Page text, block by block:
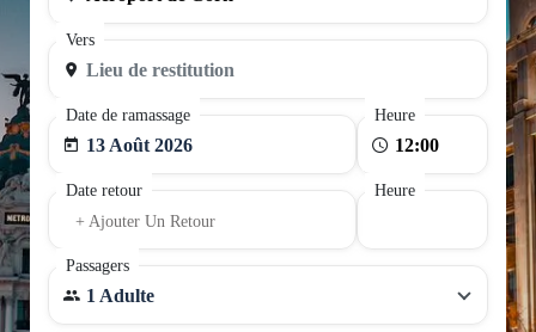
Vers
Date de ramassage
13 Août 2026
Heure
Date retour
+ Ajouter Un Retour
Heure
Passagers
1 Adulte